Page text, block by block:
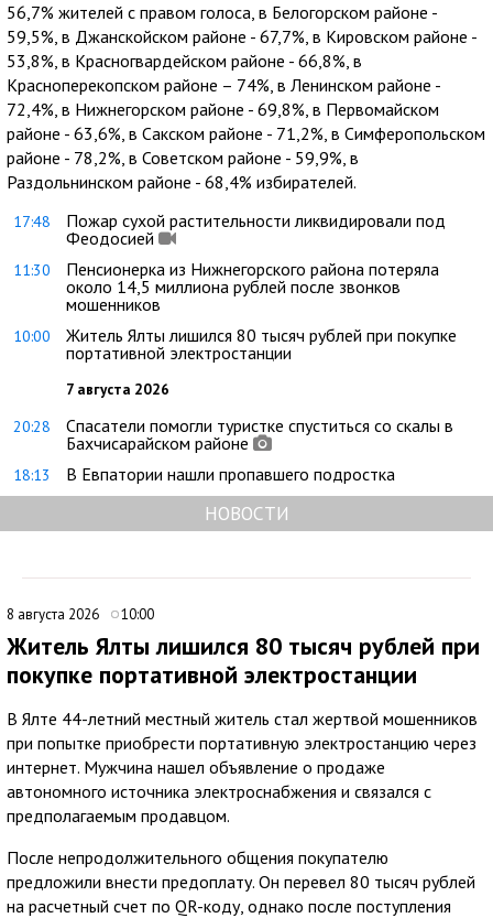
56,7% жителей с правом голоса, в Белогорском районе -
59,5%, в Джанскойском районе - 67,7%, в Кировском районе -
53,8%, в Красногвардейском районе - 66,8%, в
Красноперекопском районе – 74%, в Ленинском районе -
72,4%, в Нижнегорском районе - 69,8%, в Первомайском
районе - 63,6%, в Сакском районе - 71,2%, в Симферопольском
районе - 78,2%, в Советском районе - 59,9%, в
Раздольнинском районе - 68,4% избирателей.
17:48
Пожар сухой растительности ликвидировали под
Феодосией
11:30
Пенсионерка из Нижнегорского района потеряла
около 14,5 миллиона рублей после звонков
мошенников
10:00
Житель Ялты лишился 80 тысяч рублей при покупке
портативной электростанции
7 августа 2026
20:28
Спасатели помогли туристке спуститься со скалы в
Бахчисарайском районе
18:13 В Евпатории нашли пропавшего подростка
НОВОСТИ
8 августа 2026 10:00
Житель Ялты лишился 80 тысяч рублей при
покупке портативной электростанции
В Ялте 44-летний местный житель стал жертвой мошенников
при попытке приобрести портативную электростанцию через
интернет. Мужчина нашел объявление о продаже
автономного источника электроснабжения и связался с
предполагаемым продавцом.
После непродолжительного общения покупателю
предложили внести предоплату. Он перевел 80 тысяч рублей
на расчетный счет по QR-коду, однако после поступления